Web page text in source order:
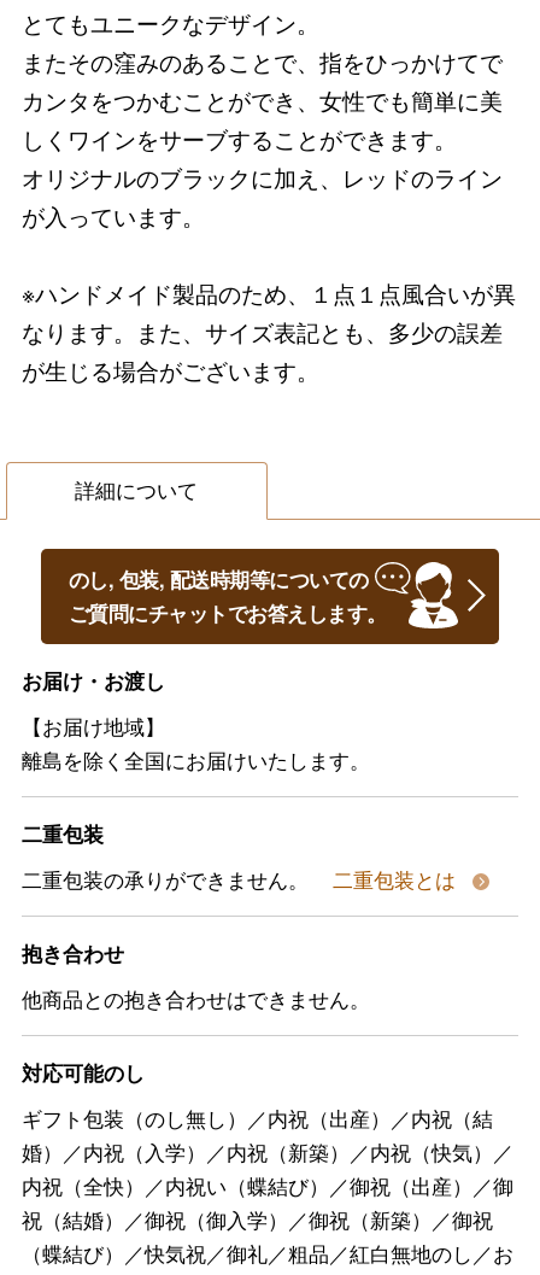
とてもユニークなデザイン。
またその窪みのあることで、指をひっかけてで
カンタをつかむことができ、女性でも簡単に美
しくワインをサーブすることができます。
オリジナルのブラックに加え、レッドのライン
が入っています。
※ハンドメイド製品のため、１点１点風合いが異
なります。また、サイズ表記とも、多少の誤差
が生じる場合がございます。
詳細について
のし, 包装, 配送時期等についての
ご質問にチャットでお答えします。
お届け・お渡し
【お届け地域】
離島を除く全国にお届けいたします。
二重包装
二重包装の承りができません。
二重包装とは
抱き合わせ
他商品との抱き合わせはできません。
対応可能のし
ギフト包装（のし無し）／内祝（出産）／内祝（結
婚）／内祝（入学）／内祝（新築）／内祝（快気）／
内祝（全快）／内祝い（蝶結び）／御祝（出産）／御
祝（結婚）／御祝（御入学）／御祝（新築）／御祝
（蝶結び）／快気祝／御礼／粗品／紅白無地のし／お